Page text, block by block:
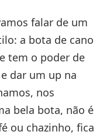
falar de um
a bota de cano
tem o poder de
dar um up na
nos
bela bota, não é
ou chazinho, fica